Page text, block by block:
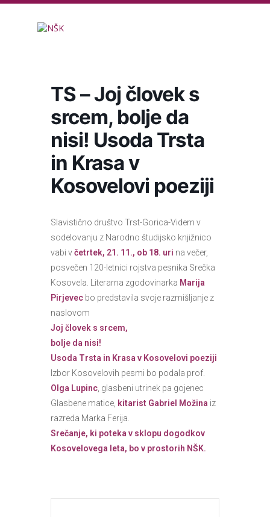
TS – Joj človek s
srcem, bolje da
nisi! Usoda Trsta
in Krasa v
Kosovelovi poeziji
Slavistično društvo Trst-Gorica-Videm v
sodelovanju z Narodno študijsko knjižnico
vabi včetrtek, 21. 11., ob 18. uri na večer,
posvečen 120-letnici rojstva pesnika Srečka
Kosovela. Literarna zgodovinarka Marija
Pirjevec bo predstavila svoje razmišljanje z
naslovom
Joj človek s srcem,
bolje da nisi!
Usoda Trsta in Krasa v Kosovelovi poeziji
Izbor Kosovelovih pesmi bo podala prof.
Olga Lupinc, glasbeni utrinek pa gojenec
Glasbene matice, kitarist Gabriel Možina iz
razreda Marka Ferija.
Srečanje, ki poteka v sklopu dogodkov
Kosovelovega leta, bo v prostorih NŠK.